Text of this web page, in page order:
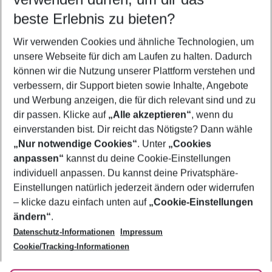
5-8 Nächte
2 Erwachsene Keine Kinder
Mehr Filter anzeigen
Footer
Footer navigation
Über uns
AGB
Bestpreisgarantie
Cookie-Einstellungen ändern
Cookie-Richtlinie
Agenturbetreuung
Barrierefreies Reisen
Folge uns
beste Erlebnis zu bieten?
Wir verwenden Cookies und ähnliche Technologien, um
unsere Webseite für dich am Laufen zu halten. Dadurch
können wir die Nutzung unserer Plattform verstehen und
verbessern, dir Support bieten sowie Inhalte, Angebote
und Werbung anzeigen, die für dich relevant sind und zu
dir passen. Klicke auf „Alle akzeptieren“, wenn du
einverstanden bist. Dir reicht das Nötigste? Dann wähle
„Nur notwendige Cookies“. Unter „Cookies
anpassen“ kannst du deine Cookie-Einstellungen
individuell anpassen. Du kannst deine Privatsphäre-
Einstellungen natürlich jederzeit ändern oder widerrufen
– klicke dazu einfach unten auf „Cookie-Einstellungen
ändern“.
Datenschutz-Informationen
Impressum
Cookie/Tracking-Informationen